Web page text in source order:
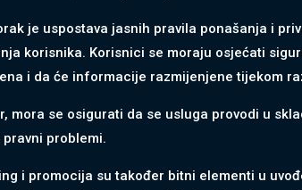
je uspostava jasnih pravila ponašanja i
korisnika. Korisnici se moraju osjećati
i da će informacije razmijenjene tijekom
mora se osigurati da se usluga provodi u
pravni problemi.
i promocija su također bitni elementi u